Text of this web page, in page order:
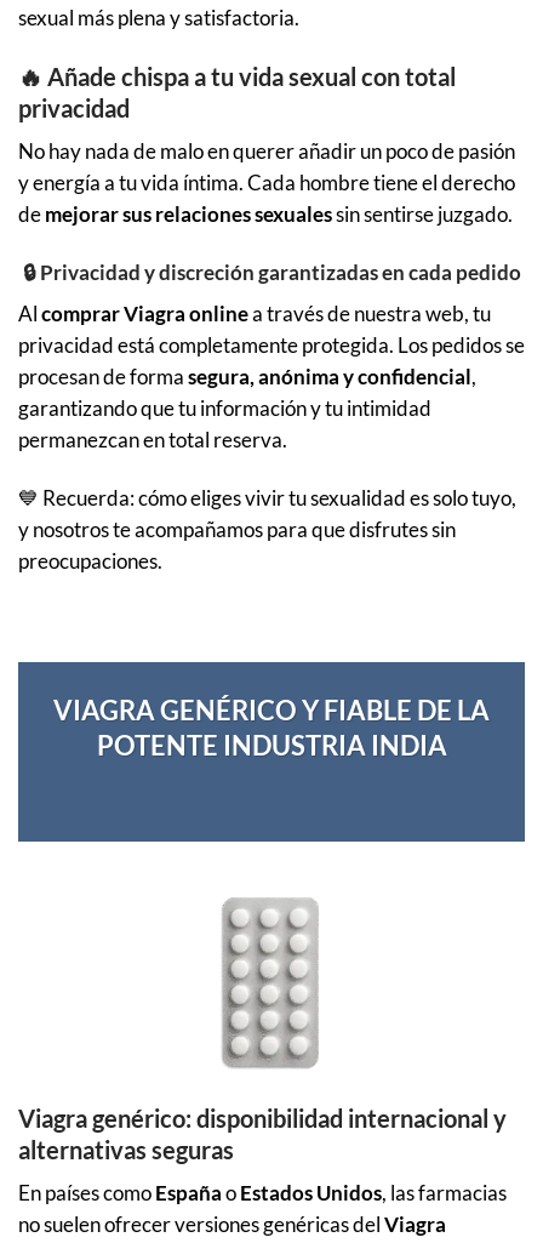
sexual más plena y satisfactoria.
🔥 Añade chispa a tu vida sexual con total
privacidad
No hay nada de malo en querer añadir un poco de pasión
y energía a tu vida íntima. Cada hombre tiene el derecho
demejorar sus relaciones sexualessin sentirse juzgado.
🔒 Privacidad y discreción garantizadas en cada pedido
Alcomprar Viagra onlinea través de nuestra web, tu
privacidad está completamente protegida. Los pedidos se
procesan de formasegura, anónima y confidencial,
garantizando que tu información y tu intimidad
permanezcan en total reserva.
💙 Recuerda: cómo eliges vivir tu sexualidad es solo tuyo,
y nosotros te acompañamos para que disfrutes sin
preocupaciones.
VIAGRA GENÉRICO Y FIABLE DE LA
POTENTE INDUSTRIA INDIA
Viagra genérico: disponibilidad internacional y
alternativas seguras
En países comoEspañaoEstados Unidos, las farmacias
no suelen ofrecer versiones genéricas delViagra